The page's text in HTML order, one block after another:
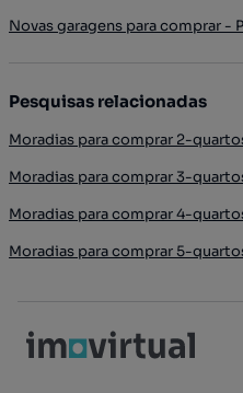
Novas garagens para comprar -
Pesquisas relacionadas
Moradias para comprar 2-
Moradias para comprar 3-
Moradias para comprar 4-
Moradias para comprar 5-